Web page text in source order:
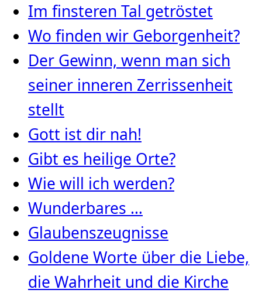
Im finsteren Tal getröstet
Wo finden wir Geborgenheit?
Der Gewinn, wenn man sich
seiner inneren Zerrissenheit
stellt
Gott ist dir nah!
Gibt es heilige Orte?
Wie will ich werden?
Wunderbares …
Glaubenszeugnisse
Goldene Worte über die Liebe,
die Wahrheit und die Kirche